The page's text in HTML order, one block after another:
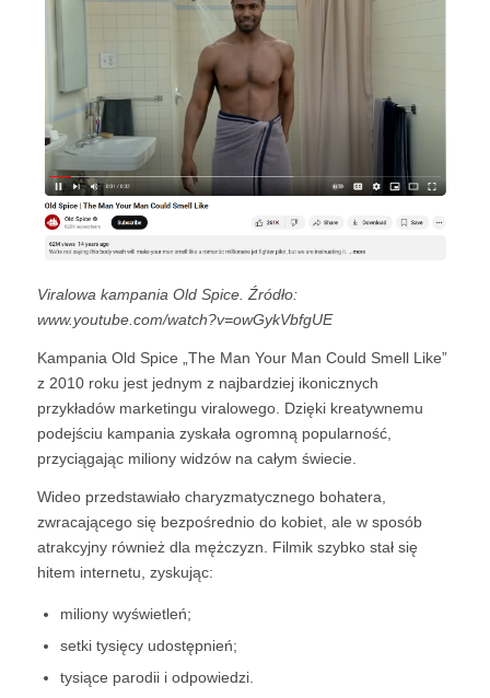
Viralowa kampania Old Spice. Źródło:
www.youtube.com/watch?v=owGykVbfgUE
Kampania Old Spice „The Man Your Man Could Smell Like”
z 2010 roku jest jednym z najbardziej ikonicznych
przykładów marketingu viralowego. Dzięki kreatywnemu
podejściu kampania zyskała ogromną popularność,
przyciągając miliony widzów na całym świecie.
Wideo przedstawiało charyzmatycznego bohatera,
zwracającego się bezpośrednio do kobiet, ale w sposób
atrakcyjny również dla mężczyzn. Filmik szybko stał się
hitem internetu, zyskując:
miliony wyświetleń;
setki tysięcy udostępnień;
tysiące parodii i odpowiedzi.